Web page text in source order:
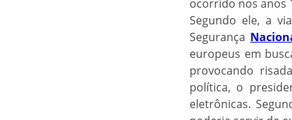
ocorrido nos anos
Segundo ele, a
Segurança
europeus em
provocando
política, o
eletrônicas.